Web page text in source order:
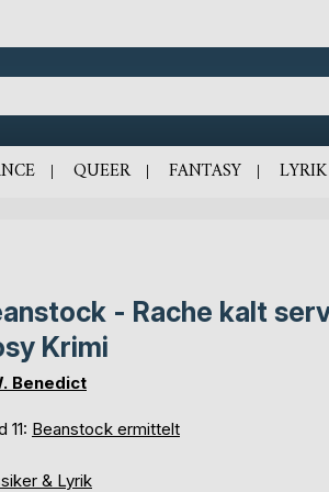
QUEER FANTASY LYRIK
- Rache kalt
Krimi
Benedict
11: Beanstock ermittelt
& Lyrik